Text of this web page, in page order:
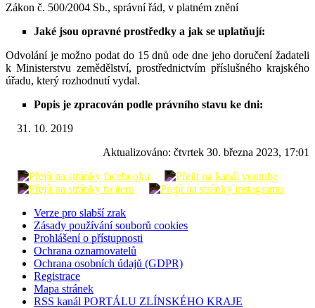
Zákon č. 500/2004 Sb., správní řád, v platném znění
Jaké jsou opravné prostředky a jak se uplatňují:
Odvolání je možno podat do 15 dnů ode dne jeho doručení žadateli
k Ministerstvu zemědělství, prostřednictvím příslušného krajského
úřadu, který rozhodnutí vydal.
Popis je zpracován podle právního stavu ke dni:
10. 2019
Aktualizováno: čtvrtek 30. března 2023, 17:01
Verze pro slabší zrak
Zásady používání souborů cookies
Prohlášení o přístupnosti
Ochrana oznamovatelů
Ochrana osobních údajů (GDPR)
Registrace
Mapa stránek
RSS kanál PORTÁLU ZLÍNSKÉHO KRAJE